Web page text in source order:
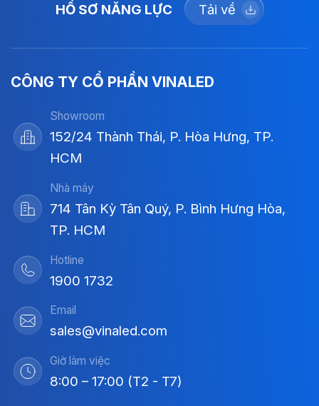
HỒ SƠ NĂNG LỰC Tải về
CÔNG TY CỔ PHẦN VINALED
Showroom
152/24 Thành Thái, P. Hòa Hưng, TP.
HCM
Nhà máy
714 Tân Kỳ Tân Quý, P. Bình Hưng Hòa,
TP. HCM
Hotline
1900 1732
Email
sales@vinaled.com
Giờ làm việc
8:00 – 17:00 (T2 - T7)